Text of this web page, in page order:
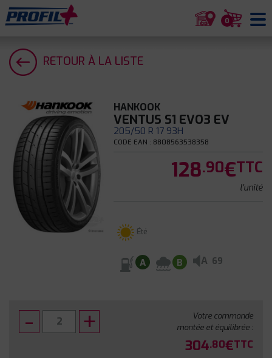
0
RETOUR À LA LISTE
HANKOOK
VENTUS S1 EVO3 EV
205/50 R 17 93H
CODE EAN : 8808563538358
128.90€TTC
l'unité
Été
A B A 69
Votre commande
montée et équilibrée :
304.80€TTC